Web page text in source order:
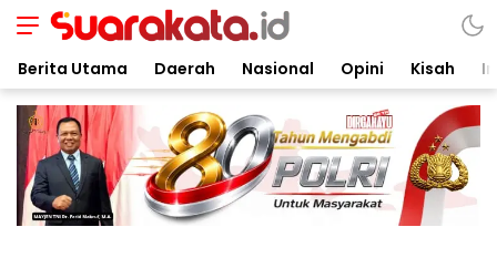
Suarakata.id
Kata Bicara Suara Bergerak
Berita Utama Daerah Nasional Opini Kisah